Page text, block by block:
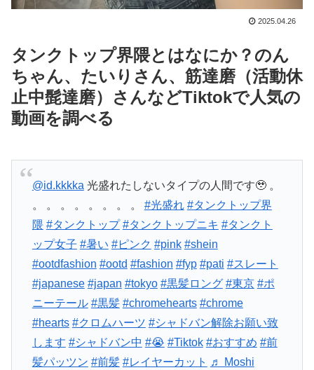
2025.04.26
タンクトップ界隈とはなにか？のん
ちゃん、たいりさん、筋達磨（活動休
止中髭達磨）さんなどTiktokで人気の
動画を調べる
@id.kkkka 光盛れたしないタイプの人間です🥹 。
。 。 。 。 。 。 。 。 #光盛れ #タンクトップ界
隈 #タンクトップ #タンクトップニキ #タンクト
ップ女子 #暑い #ピンク #pink #shein
#ootdfashion #ootd #fashion #fyp #pati #スレート
#japanese #japan #tokyo #黒髪ロング #東京 #ポ
ニーテール #黒髪 #chromehearts #chrome
#hearts #クロムハーツ #シャドバン解除お願い致
します #シャドバン中 #😭 #Tiktok #おすすめ #前
髪パッツン #前髪 #レイヤーカット ♬ Moshi